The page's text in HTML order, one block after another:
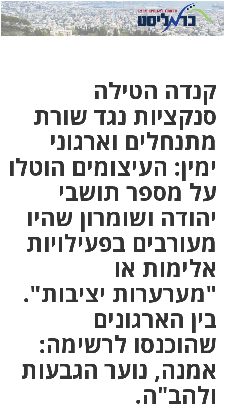
לחץ
כאן
לחץ
כדי
קנדה הטילה
סנקציות נגד שורת
מתנחלים וארגוני
ימין: העיצומים הוטלו
על מספר תושבי
יהודה ושומרון שהיו
מעורבים בפעילויות
אלימות או
"מערערות יציבות".
בין הארגונים
שהוכנסו לרשימה:
אמנה, נוער הגבעות
ולהב"ה.